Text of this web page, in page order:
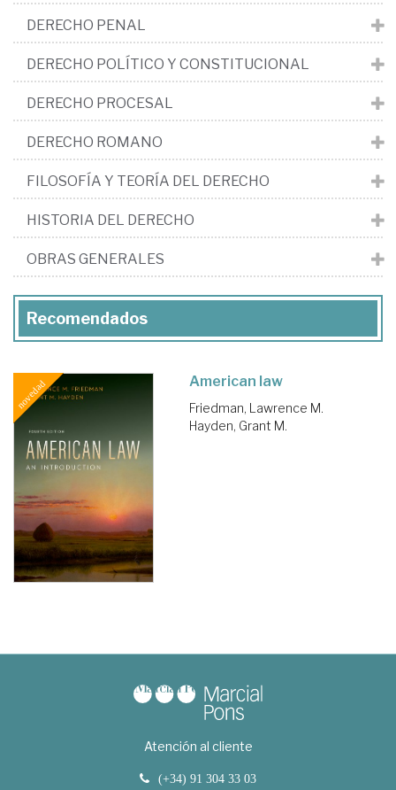
DERECHO PENAL
DERECHO POLÍTICO Y CONSTITUCIONAL
DERECHO PROCESAL
DERECHO ROMANO
FILOSOFÍA Y TEORÍA DEL DERECHO
HISTORIA DEL DERECHO
OBRAS GENERALES
Recomendados
American law
Friedman, Lawrence M.
Hayden, Grant M.
Atención al cliente
(+34) 91 304 33 03